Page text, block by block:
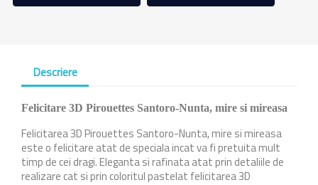
Descriere
Felicitare 3D Pirouettes Santoro-Nunta, mire si mireasa
Felicitarea 3D Pirouettes Santoro-Nunta, mire si mireasa
este o felicitare atat de speciala incat va fi pretuita mult
timp de cei dragi. Eleganta si rafinata atat prin detaliile de
realizare cat si prin coloritul pastelat felicitarea 3D